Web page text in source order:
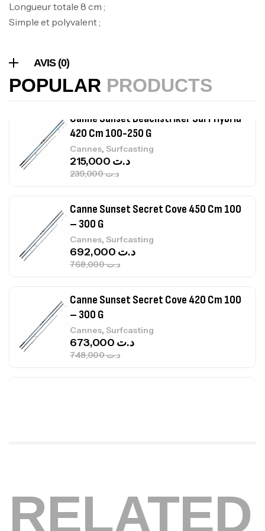
Longueur totale 8 cm ;
Simple et polyvalent ;
AVIS (0)
POPULAR PRODUCTS
د.ت420,000
د.ت367,000
Canne Sunset Beachstriker Surf Hybrid
420 Cm 100-250 G
Cannes, Surfcasting
د.ت239,000
د.ت
Canne Sunset Secret Cove 450 Cm 100
– 300 G
Cannes, Surfcasting
د.ت768,000
د.ت
Canne Sunset Secret Cove 420 Cm 100
– 300 G
Cannes, Surfcasting
د.ت748,000
د.ت
Expanded
Bagagerie,Surfcasting
RELATED